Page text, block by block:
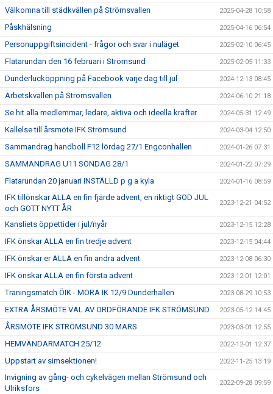
Välkomna till städkvällen på Strömsvallen 2025-04-28 10:58
Påskhälsning 2025-04-16 06:54
Personuppgiftsincident - frågor och svar i nuläget 2025-02-10 06:45
Flatarundan den 16 februari i Strömsund 2025-02-05 11:33
Dunderlucköppning på Facebook varje dag till jul 2024-12-13 08:45
Arbetskvällen på Strömsvallen 2024-06-10 21:18
Se hit alla medlemmar, ledare, aktiva och ideella krafter 2024-05-31 12:49
Kallelse till årsmöte IFK Strömsund 2024-03-04 12:50
Sammandrag handboll F12 lördag 27/1 Engconhallen 2024-01-26 07:31
SAMMANDRAG U11 SÖNDAG 28/1 2024-01-22 07:29
Flatarundan 20 januari INSTÄLLD p g a kyla 2024-01-16 08:59
IFK tillönskar ALLA en fin fjärde advent, en riktigt GOD JUL
och GOTT NYTT ÅR
2023-12-21 04:52
Kansliets öppettider i jul/nyår 2023-12-15 12:28
IFK önskar ALLA en fin tredje advent 2023-12-15 04:44
IFK önskar er ALLA en fin andra advent 2023-12-08 06:30
IFK önskar ALLA en fin första advent 2023-12-01 12:01
Träningsmatch ÖIK - MORA IK 12/9 Dunderhallen 2023-08-29 10:53
EXTRA ÅRSMÖTE VAL AV ORDFÖRANDE IFK STRÖMSUND 2023-05-12 14:45
ÅRSMÖTE IFK STRÖMSUND 30 MARS 2023-03-01 12:55
HEMVÄNDARMATCH 25/12 2022-12-01 12:37
Uppstart av simsektionen! 2022-11-25 13:19
Invigning av gång- och cykelvägen mellan Strömsund och
Ulriksfors
2022-09-28 09:59